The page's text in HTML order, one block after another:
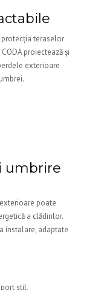
teraselor
proiectează și
exterioare
umbrire
poate
a clădirilor.
instalare, adaptate
stil,